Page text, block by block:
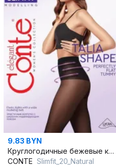
9.83 BYN
Круглогодичные бежевые колготки с утяжкой Slimfit 20 den
CONTE Slimfit_20_Natural